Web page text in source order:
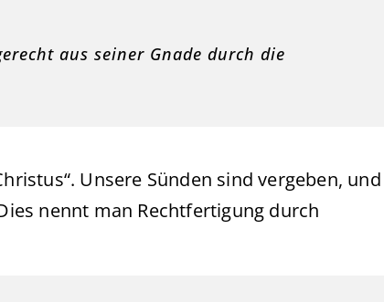
aus seiner Gnade durch die
Unsere Sünden sind vergeben, und
nennt man Rechtfertigung durch